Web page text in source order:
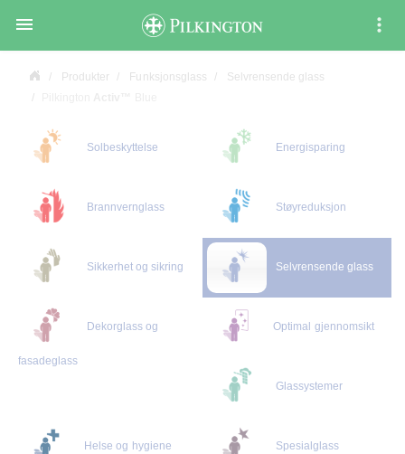

Produkter Funksjonsglass
Selvrensende glass
Solbeskyttelse Energisparing
Brannvernglass Støyreduksjon
Sikkerhet og sikring Selvrensende glass
Dekorglass og
fasadeglass
Optimal gjennomsikt
Glassystemer
Helse og hygiene Spesialglass